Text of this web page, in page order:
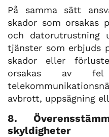
På samma sätt
skador som orsakas
och datorutrustning
tjänster som erbjuds
skador eller
orsakas av
avbrott, uppsägning
8.
skyldigheter